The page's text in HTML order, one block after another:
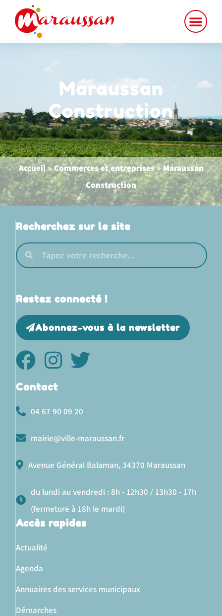
principal
Maraussan
Construction
Accueil»Commerces et entreprises»Maraussan
Construction
Recherchez sur le site
Restez connecté !
Abonnez-vous à la newsletter
Contact
04 67 90 09 20
mairie@ville-maraussan.fr
Avenue Général Balaman, 34370 Maraussan
du lundi au vendredi : 8h - 12h30 / 13h30 - 17h
(fermeture à 18h le mardi)
Accès rapides
Actualité
Agenda
Annuaires des services municipaux
Démarches